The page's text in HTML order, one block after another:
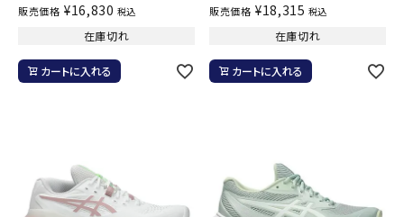
販売価格 ¥16,830 税込
在庫切れ
カートに入れる
販売価格 ¥18,315 税込
在庫切れ
カートに入れる